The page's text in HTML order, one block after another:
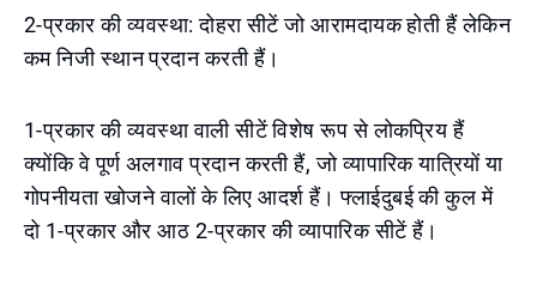
2-प्रकार की व्यवस्था: दोहरा सीटें जो आरामदायक होती हैं लेकिन
कम निजी स्थान प्रदान करती हैं।
1-प्रकार की व्यवस्था वाली सीटें विशेष रूप से लोकप्रिय हैं
क्योंकि वे पूर्ण अलगाव प्रदान करती हैं, जो व्यापारिक यात्रियों या
गोपनीयता खोजने वालों के लिए आदर्श हैं। फ्लाईदुबई की कुल में
दो 1-प्रकार और आठ 2-प्रकार की व्यापारिक सीटें हैं।